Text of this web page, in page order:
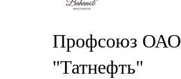
Профсоюз ОАО
"Татнефть"